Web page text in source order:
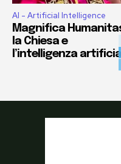
AI - Artificial Intelligence
Magnifica
la Chiesa e
l’intelligenza